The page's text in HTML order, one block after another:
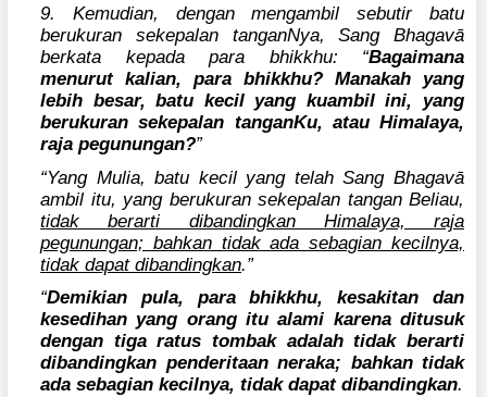
9. Kemudian, dengan mengambil sebutir batu
berukuran sekepalan tanganNya, Sang Bhagavā
berkata kepada para bhikkhu: “Bagaimana
menurut kalian, para bhikkhu? Manakah yang
lebih besar, batu kecil yang kuambil ini, yang
berukuran sekepalan tanganKu, atau Himalaya,
raja pegunungan?”
“Yang Mulia, batu kecil yang telah Sang Bhagavā
ambil itu, yang berukuran sekepalan tangan Beliau,
tidak berarti dibandingkan Himalaya, raja
pegunungan; bahkan tidak ada sebagian kecilnya,
tidak dapat dibandingkan.”
“Demikian pula, para bhikkhu, kesakitan dan
kesedihan yang orang itu alami karena ditusuk
dengan tiga ratus tombak adalah tidak berarti
dibandingkan penderitaan neraka; bahkan tidak
ada sebagian kecilnya, tidak dapat dibandingkan.